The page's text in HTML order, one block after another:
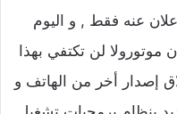
عنه فقط , و اليوم
موتورولا لن تكتفي بهذا
إصدار أخر من الهاتف و